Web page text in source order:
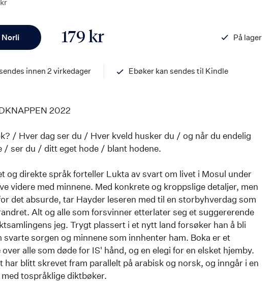
Norli 179 kr
På lager
innen 2 virkedager
Ebøker kan sendes til Kindle
2022
/ Hver dag ser du / Hver kveld husker du / og når du endelig
/ ser du / ditt eget hode / blant hodene.
og direkte språk forteller Lukta av svart om livet i Mosul under
videre med minnene. Med konkrete og kroppslige detaljer, men
det absurde, tar Hayder leseren med til en storbyhverdag som
Alt og alle som forsvinner etterlater seg et suggererende
jeg. Trygt plassert i et nytt land forsøker han å bli
svarte sorgen og minnene som innhenter ham. Boka er et
alle som døde for IS' hånd, og en elegi for en elsket hjemby.
har blitt skrevet fram parallelt på arabisk og norsk, og inngår i en
tospråklige diktbøker.